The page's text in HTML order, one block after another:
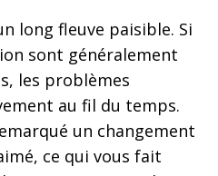
long fleuve paisible. Si
sont généralement
les problèmes
au fil du temps.
un changement
ce qui vous fait